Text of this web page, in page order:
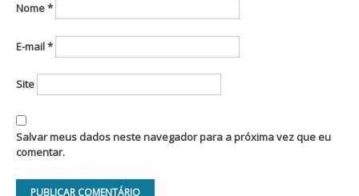
Nome*
E-mail*
Site
Salvar meus dados neste navegador para a próxima vez que eu
comentar.